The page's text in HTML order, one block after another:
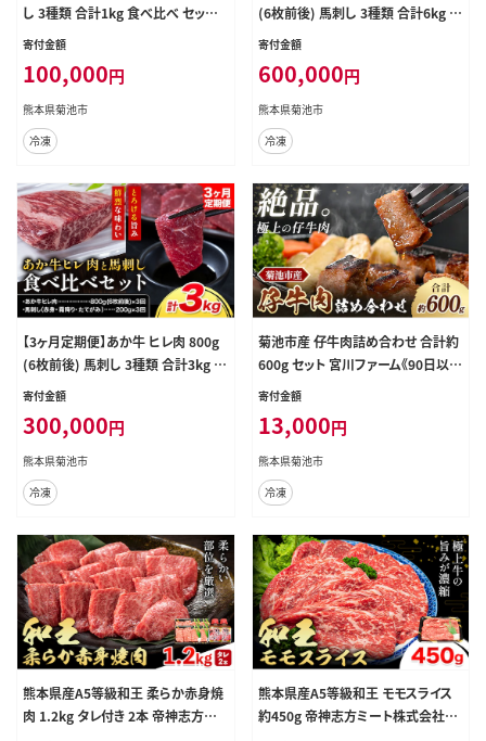
し 3種類 合計1kg 食べ比べ セット
合同会社たべたせいか《30日以内に
赤牛 国産和牛 和牛 ステーキ 馬肉
赤身 霜降り たてがみ 熊本県産 九州
産 送料無料 ---069-1930---
寄付金額
100,000円
熊本県菊池市
冷凍
(6枚前後) 馬刺し 3種類 合計6kg 食
べ比べ セット 合同会社たべたせい
め合わせ 赤牛 国産和牛 和牛 ステー
キ 馬肉 赤身 霜降り たてがみ 熊本県
産 九州産 送料無料 ---069-1932---
寄付金額
600,000円
熊本県菊池市
冷凍
【3ヶ月定期便】あか牛 ヒレ肉 800g
(6枚前後) 馬刺し 3種類 合計3kg 食
べ比べ セット 合同会社たべたせい
め合わせ 赤牛 国産和牛 和牛 ステー
キ 馬肉 赤身 霜降り たてがみ 熊本県
産 九州産 送料無料 ---069-1931---
寄付金額
300,000円
熊本県菊池市
冷凍
菊池市産 仔牛肉詰め合わせ 合計約
600g セット 宮川ファーム《90日以内
に出荷予定(土日祝除く)》 部位おま
仔牛肉 国産 熊本県産 九州産 冷凍
送料無料---048-2024---
寄付金額
13,000円
熊本県菊池市
冷凍
熊本県産A5等級和王 柔らか赤身焼
肉 1.2kg タレ付き 2本 帝神志方ミ
熊本県産A5等級和王 モモスライス
約450g 帝神志方ミート株式会社《9